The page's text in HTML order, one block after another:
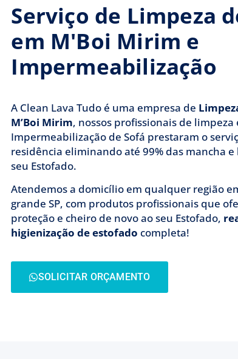
Serviço de Limpeza
em M'Boi Mirim e
Impermeabilização
A Clean Lava Tudo é uma empresa de
M’Boi Mirim, nossos profissionais de limpeza
Impermeabilização de Sofá prestaram o
residência eliminando até 99% das mancha
seu Estofado.
Atendemos a domicílio em qualquer região
grande SP, com produtos profissionais que
proteção e cheiro de novo ao seu Estofado,
higienização de estofado completa!
SOLICITAR ORÇAMENTO